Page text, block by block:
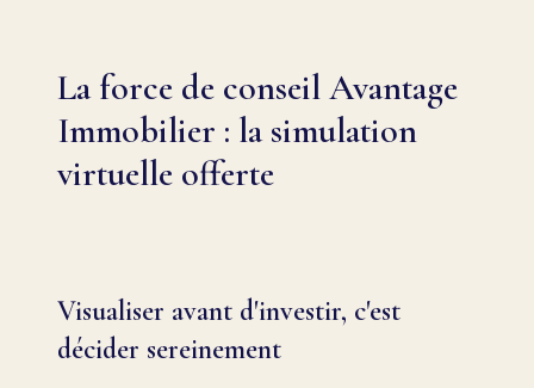
La force de conseil Avantage
Immobilier : la simulation
virtuelle offerte
Visualiser avant d'investir, c'est
décider sereinement